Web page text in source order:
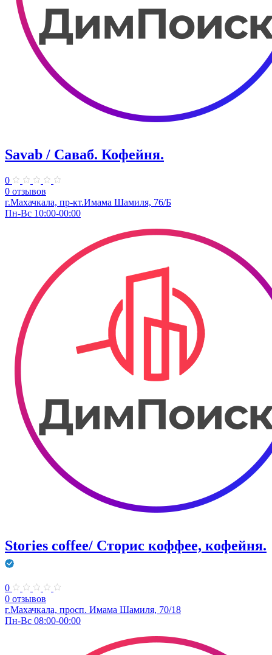
Savab / Саваб. Кофейня.
0
0 отзывов
г.Махачкала, пр-кт.Имама Шамиля, 76/Б
Пн-Вс 10:00-00:00
Stories coffee/ Сторис коффее, кофейня.
0
0 отзывов
г.Махачкала, просп. Имама Шамиля, 70/18
Пн-Вс 08:00-00:00